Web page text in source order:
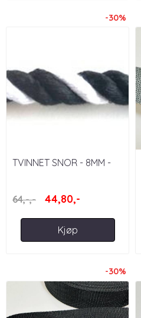
-30%
TVINNET SNOR - 8MM -
64,-,-
44,80,-
Kjøp
-30%